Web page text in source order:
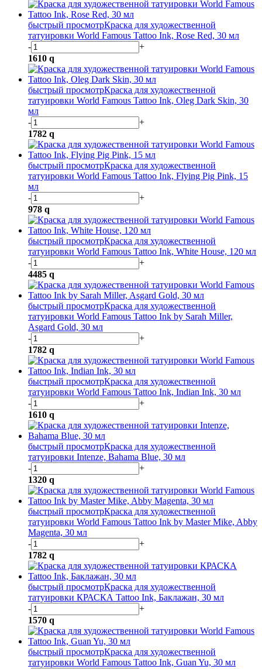
быстрый просмотрКраска для художественной
татуировки World Famous Tattoo Ink, Rose Red, 30 мл
-
+
1610 q
быстрый просмотрКраска для художественной
татуировки World Famous Tattoo Ink, Oleg Dark Skin, 30
мл
-
+
1782 q
быстрый просмотрКраска для художественной
татуировки World Famous Tattoo Ink, Flying Pig Pink, 15
мл
-
+
978 q
быстрый просмотрКраска для художественной
татуировки World Famous Tattoo Ink, White House, 120 мл
-
+
4485 q
быстрый просмотрКраска для художественной
татуировки World Famous Tattoo Ink by Sarah Miller,
Asgard Gold, 30 мл
-
+
1782 q
быстрый просмотрКраска для художественной
татуировки World Famous Tattoo Ink, Indian Ink, 30 мл
-
+
1610 q
быстрый просмотрКраска для художественной
татуировки Intenze, Bahama Blue, 30 мл
-
+
1320 q
быстрый просмотрКраска для художественной
татуировки World Famous Tattoo Ink by Master Mike, Abby
Magenta, 30 мл
-
+
1782 q
быстрый просмотрКраска для художественной
татуировки КРАСКА Tattoo Ink, Баклажан, 30 мл
-
+
1570 q
быстрый просмотрКраска для художественной
татуировки World Famous Tattoo Ink, Guan Yu, 30 мл